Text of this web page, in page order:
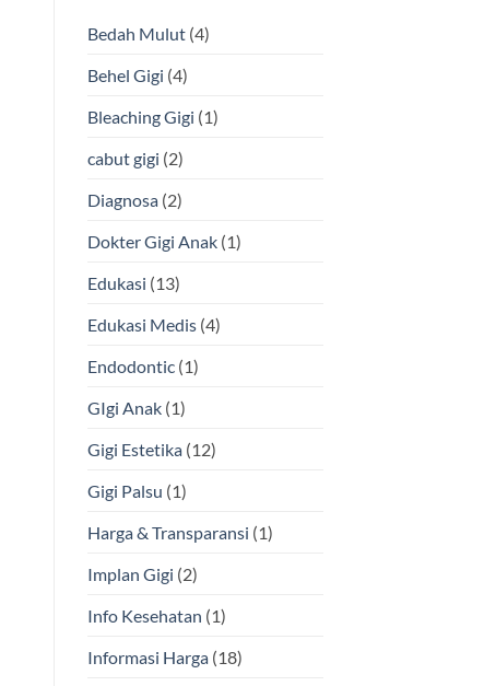
Bedah Mulut(4)
Behel Gigi (4)
Bleaching Gigi (1)
cabut gigi (2)
Diagnosa(2)
Dokter Gigi Anak(1)
Edukasi (13)
Edukasi Medis(4)
Endodontic(1)
GIgi Anak(1)
Gigi Estetika(12)
Gigi Palsu (1)
Harga & Transparansi (1)
Implan Gigi (2)
Info Kesehatan (1)
Informasi Harga(18)